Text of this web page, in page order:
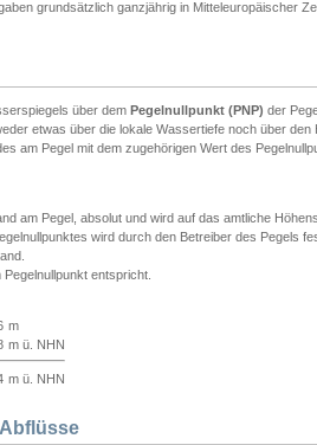
grundsätzlich ganzjährig in Mitteleuropäischer
über dem Pegelnullpunkt (PNP) der
etwas über die lokale Wassertiefe noch über den
am Pegel mit dem zugehörigen Wert des
am Pegel, absolut und wird auf das amtliche
wird durch den Betreiber des Pegels
entspricht.
m
m ü. NHN
m ü. NHN